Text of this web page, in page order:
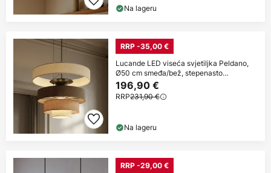
Na lageru
RRP -35,00 €
Lucande LED viseća svjetiljka Peldano,
Ø50 cm smeđa/bež, stepenasto
prigušivanje
196,90 €
RRP231,90 €
Na lageru
RRP -29,00 €